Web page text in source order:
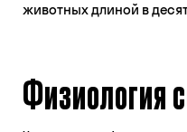
животных длиной в
Физиология